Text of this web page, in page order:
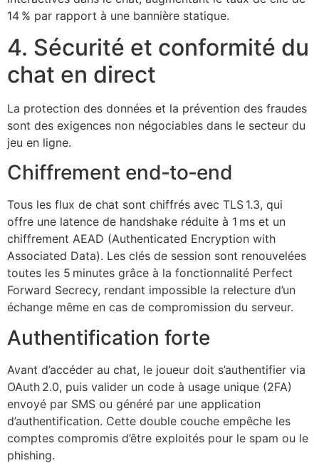
14 % par rapport à une bannière statique.
4. Sécurité et conformité du
chat en direct
La protection des données et la prévention des fraudes
sont des exigences non négociables dans le secteur du
jeu en ligne.
Chiffrement end‑to‑end
Tous les flux de chat sont chiffrés avec TLS 1.3, qui
offre une latence de handshake réduite à 1 ms et un
chiffrement AEAD (Authenticated Encryption with
Associated Data). Les clés de session sont renouvelées
toutes les 5 minutes grâce à la fonctionnalité Perfect
Forward Secrecy, rendant impossible la relecture d’un
échange même en cas de compromission du serveur.
Authentification forte
Avant d’accéder au chat, le joueur doit s’authentifier via
OAuth 2.0, puis valider un code à usage unique (2FA)
envoyé par SMS ou généré par une application
d’authentification. Cette double couche empêche les
comptes compromis d’être exploités pour le spam ou le
phishing.